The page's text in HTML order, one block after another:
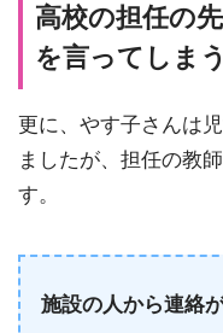
高校の担任の
を言ってしまう
更に、やす子さんは
ましたが、担任の教
す。
施設の人から連絡